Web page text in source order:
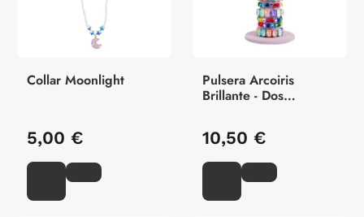
Collar Moonlight
5,00 €
Pulsera Arcoiris
Brillante - Dos
10,50 €